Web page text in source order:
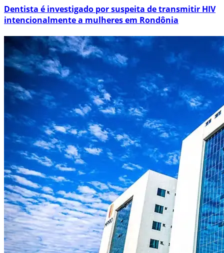
Dentista é investigado por suspeita de transmitir HIV
intencionalmente a mulheres em Rondônia